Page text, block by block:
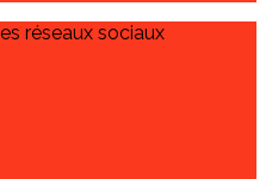
réseaux sociaux